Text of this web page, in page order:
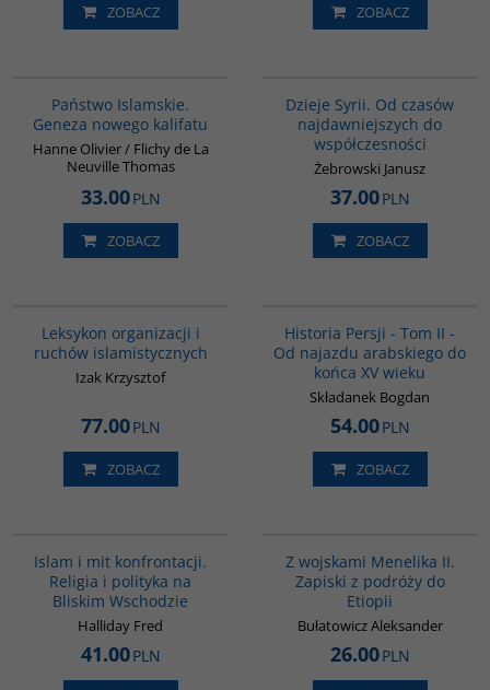
ZOBACZ ZOBACZ
Państwo Islamskie.
Geneza nowego kalifatu
Hanne Olivier / Flichy de La
Neuville Thomas
33.00PLN
ZOBACZ
Dzieje Syrii. Od czasów
najdawniejszych do
współczesności
Żebrowski Janusz
37.00PLN
ZOBACZ
Leksykon organizacji i
ruchów islamistycznych
Izak Krzysztof
77.00PLN
ZOBACZ
Historia Persji - Tom II -
Od najazdu arabskiego do
końca XV wieku
Składanek Bogdan
54.00PLN
ZOBACZ
Islam i mit konfrontacji.
Religia i polityka na
Bliskim Wschodzie
Halliday Fred
41.00PLN
Z wojskami Menelika II.
Zapiski z podróży do
Etiopii
Bułatowicz Aleksander
26.00PLN